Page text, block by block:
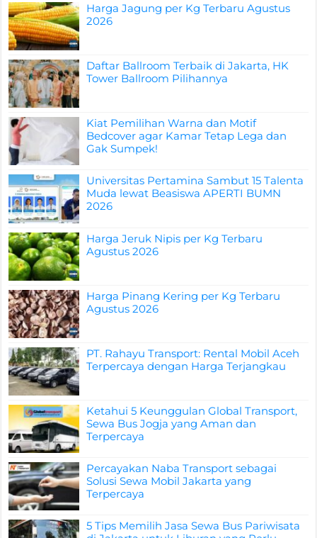
Harga Jagung per Kg Terbaru Agustus
2026
Daftar Ballroom Terbaik di Jakarta, HK
Tower Ballroom Pilihannya
Kiat Pemilihan Warna dan Motif
Bedcover agar Kamar Tetap Lega dan
Gak Sumpek!
Universitas Pertamina Sambut 15 Talenta
Muda lewat Beasiswa APERTI BUMN
2026
Harga Jeruk Nipis per Kg Terbaru
Agustus 2026
Harga Pinang Kering per Kg Terbaru
Agustus 2026
PT. Rahayu Transport: Rental Mobil Aceh
Terpercaya dengan Harga Terjangkau
Ketahui 5 Keunggulan Global Transport,
Sewa Bus Jogja yang Aman dan
Terpercaya
Percayakan Naba Transport sebagai
Solusi Sewa Mobil Jakarta yang
Terpercaya
5 Tips Memilih Jasa Sewa Bus Pariwisata